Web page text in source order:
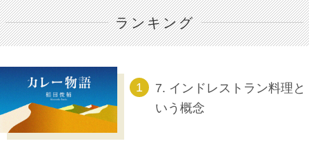
ランキング
7. インドレストラン料理と
いう概念